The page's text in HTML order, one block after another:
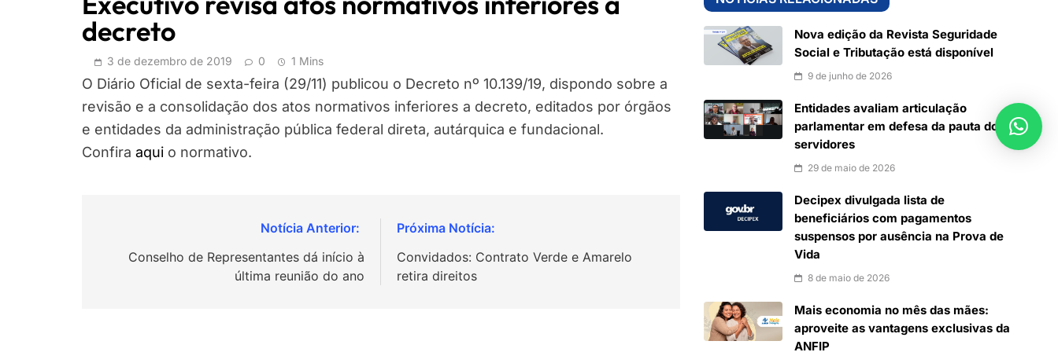
decreto
3 de dezembro de 2019 0 1 Mins
O Diário Oficial de sexta-feira (29/11) publicou o Decreto nº 10.139/19, dispondo sobre a
revisão e a consolidação dos atos normativos inferiores a decreto, editados por órgãos
e entidades da administração pública federal direta, autárquica e fundacional.
Confira aqui o normativo.
Conselho de Representantes dá início à
última reunião do ano
Convidados: Contrato Verde e Amarelo
retira direitos
Nova edição da Revista Seguridade
Social e Tributação está disponível
9 de junho de 2026
Entidades avaliam articulação
parlamentar em defesa da pauta dos
servidores
29 de maio de 2026
Decipex divulgada lista de
beneficiários com pagamentos
suspensos por ausência na Prova de
Vida
8 de maio de 2026
Mais economia no mês das mães:
aproveite as vantagens exclusivas da
ANFIP